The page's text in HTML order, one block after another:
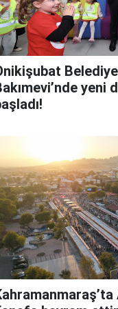
yeni